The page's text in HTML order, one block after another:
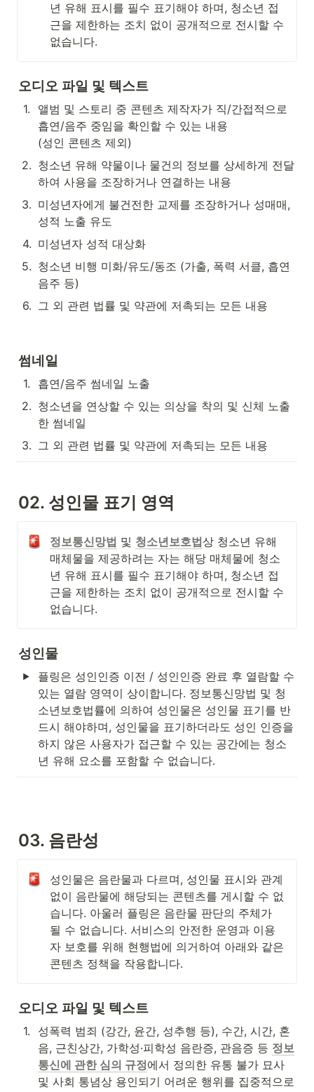
년 유해 표시를 필수 표기해야 하며, 청소년 접
근을 제한하는 조치 없이 공개적으로 전시할 수
없습니다.
오디오 파일 및 텍스트
1.
앨범 및 스토리 중 콘텐츠 제작자가 직/간접적으로
흡연/음주 중임을 확인할 수 있는 내용
(성인 콘텐츠 제외)
2. 청소년 유해 약물이나 물건의 정보를 상세하게 전달
하여 사용을 조장하거나 연결하는 내용
3. 미성년자에게 불건전한 교제를 조장하거나 성매매,
성적 노출 유도
4. 미성년자 성적 대상화
5. 청소년 비행 미화/유도/동조 (가출, 폭력 서클, 흡연
음주 등)
6. 그 외 관련 법률 및 약관에 저촉되는 모든 내용
썸네일
1.
흡연/음주 썸네일 노출
2. 청소년을 연상할 수 있는 의상을 착의 및 신체 노출
한 썸네일
3. 그 외 관련 법률 및 약관에 저촉되는 모든 내용
02. 성인물 표기 영역
정보통신망법 및 청소년보호법상 청소년 유해
매체물을 제공하려는 자는 해당 매체물에 청소
년 유해 표시를 필수 표기해야 하며, 청소년 접
근을 제한하는 조치 없이 공개적으로 전시할 수
없습니다.
성인물
플링은 성인인증 이전 / 성인인증 완료 후 열람할 수
있는 열람 영역이 상이합니다. 정보통신망법 및 청
소년보호법률에 의하여 성인물은 성인물 표기를 반
드시 해야하며, 성인물을 표기하더라도 성인 인증을
하지 않은 사용자가 접근할 수 있는 공간에는 청소
년 유해 요소를 포함할 수 없습니다.
03. 음란성
성인물은 음란물과 다르며, 성인물 표시와 관계
없이 음란물에 해당되는 콘텐츠를 게시할 수 없
습니다. 아울러 플링은 음란물 판단의 주체가
될 수 없습니다. 서비스의 안전한 운영과 이용
자 보호를 위해 현행법에 의거하여 아래와 같은
콘텐츠 정책을 작용합니다.
오디오 파일 및 텍스트
1.
성폭력 범죄 (강간, 윤간, 성추행 등), 수간, 시간, 혼
음, 근친상간, 가학성·피학성 음란증, 관음증 등 정보
통신에 관한 심의 규정에서 정의한 유통 불가 묘사
및 사회 통념상 용인되기 어려운 행위를 집중적으로